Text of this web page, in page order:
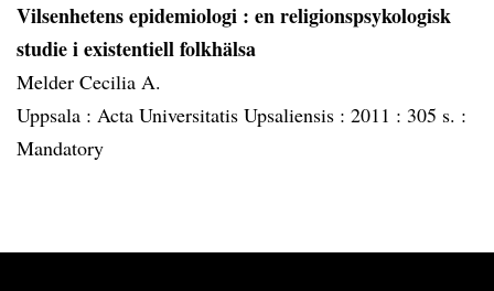
Vilsenhetens epidemiologi : en religionspsykologisk
studie i existentiell folkhälsa
Melder Cecilia A.
Uppsala : Acta Universitatis Upsaliensis : 2011 : 305 s. :
Mandatory